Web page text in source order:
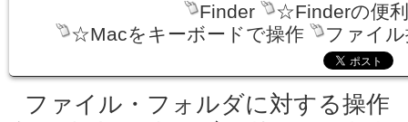
Finder
☆Finderの便
☆Macをキーボードで操作
ファイ
ファイル・フォルダに対する操作